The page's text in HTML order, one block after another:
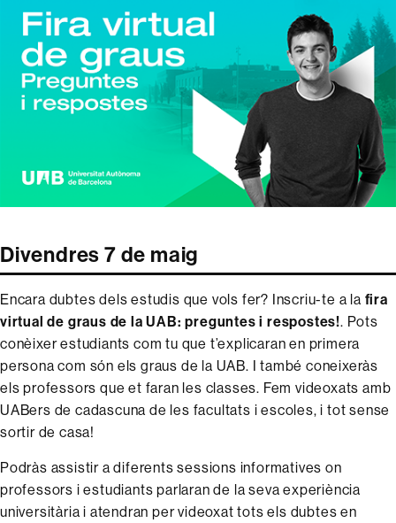
Divendres 7 de maig
Encara dubtes dels estudis que vols fer? Inscriu-te a la fira
virtual de graus de la UAB: preguntes i respostes!. Pots
conèixer estudiants com tu que t’explicaran en primera
persona com són els graus de la UAB. I també coneixeràs
els professors que et faran les classes. Fem videoxats amb
UABers de cadascuna de les facultats i escoles, i tot sense
sortir de casa!
Podràs assistir a diferents sessions informatives on
professors i estudiants parlaran de la seva experiència
universitària i atendran per videoxat tots els dubtes en